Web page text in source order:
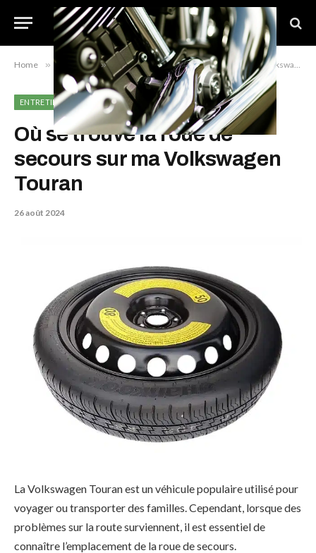
Home » Entretien » Où se trouve la roue de secours sur ma Volkswagen Touran
ENTRETIEN
Où se trouve la roue de
secours sur ma Volkswagen
Touran
26 août 2024
La Volkswagen Touran est un véhicule populaire utilisé pour
voyager ou transporter des familles. Cependant, lorsque des
problèmes sur la route surviennent, il est essentiel de
connaître l’emplacement de la roue de secours.